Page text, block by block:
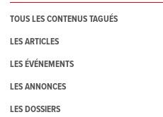
TOUS LES CONTENUS TAGUÉS
LES ARTICLES
LES ÉVÉNEMENTS
LES ANNONCES
LES DOSSIERS